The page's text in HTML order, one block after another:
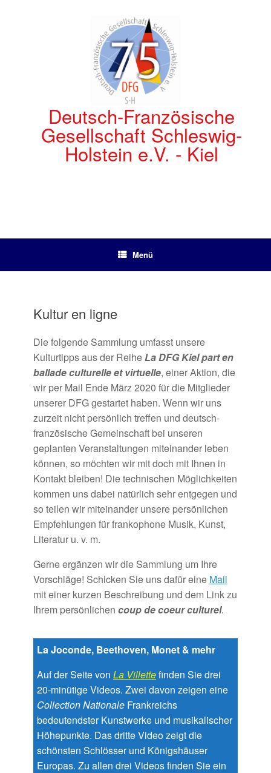
Deutsch-Französische
Gesellschaft Schleswig-
Holstein e.V. - Kiel
Menü
Kultur en ligne
Die folgende Sammlung umfasst unsere
Kulturtipps aus der ReiheLa DFG Kiel part en
ballade culturelle et virtuelle, einer Aktion, die
wir per Mail Ende März 2020 für die Mitglieder
unserer DFG gestartet haben. Wenn wir uns
zurzeit nicht persönlich treffen und deutsch-
französische Gemeinschaft bei unseren
geplanten Veranstaltungen miteinander leben
können, so möchten wir mit doch mit Ihnen in
Kontakt bleiben! Die technischen Möglichkeiten
kommen uns dabei natürlich sehr entgegen und
so teilen wir miteinander unsere persönlichen
Empfehlungen für frankophone Musik, Kunst,
Literatur u. v. m.
Gerne ergänzen wir die Sammlung um Ihre
Vorschläge! Schicken Sie uns dafür eine Mail
mit einer kurzen Beschreibung und dem Link zu
Ihrem persönlichen coup de coeur culturel.
La Joconde, Beethoven, Monet & mehr
Auf der Seite von La Villettefinden Sie drei
20-minütige Videos. Zwei davon zeigen eine
Collection Nationale Frankreichs
bedeutendster Kunstwerke und musikalischer
Höhepunkte. Das dritte Video zeigt die
schönsten Schlösser und Königshäuser
Europas. Zu allen drei Videos finden Sie ein